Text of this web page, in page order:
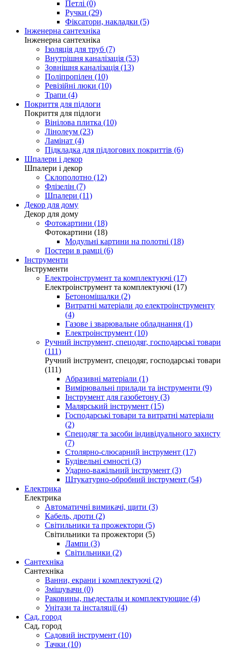
Петлі (0)
Ручки (29)
Фіксатори, накладки (5)
Інженерна сантехніка
Інженерна сантехніка
Ізоляція для труб (7)
Внутрішня каналізація (53)
Зовнішня каналізація (13)
Поліпропілен (10)
Ревізійні люки (10)
Трапи (4)
Покриття для підлоги
Покриття для підлоги
Вінілова плитка (10)
Лінолеум (23)
Ламінат (4)
Підкладка для підлогових покриттів (6)
Шпалери і декор
Шпалери і декор
Склополотно (12)
Флізелін (7)
Шпалери (11)
Декор для дому
Декор для дому
Фотокартини (18)
Фотокартини (18)
Модульні картини на полотні (18)
Постери в рамці (6)
Інструменти
Інструменти
Електроінструмент та комплектуючі (17)
Електроінструмент та комплектуючі (17)
Бетономішалки (2)
Витратні матеріали до електроінструменту
(4)
Газове і зварювальне обладнання (1)
Електроінструмент (10)
Ручний інструмент, спецодяг, господарські товари
(111)
Ручний інструмент, спецодяг, господарські товари
(111)
Абразивні матеріали (1)
Вимірювальні прилади та інструменти (9)
Інструмент для газобетону (3)
Малярський інструмент (15)
Господарські товари та витратні матеріали
(2)
Спецодяг та засоби індивідуального захисту
(7)
Столярно-слюсарний інструмент (17)
Будівельні ємності (3)
Ударно-важільний інструмент (3)
Штукатурно-обробний інструмент (54)
Електрика
Електрика
Автоматичні вимикачі, щити (3)
Кабель, дроти (2)
Світильники та прожектори (5)
Світильники та прожектори (5)
Лампи (3)
Світильники (2)
Сантехніка
Сантехніка
Ванни, екрани і комплектуючі (2)
Змішувачи (0)
Раковины, пьедесталы и комплектующие (4)
Унітази та інсталяції (4)
Сад, город
Сад, город
Садовий інструмент (10)
Тачки (10)